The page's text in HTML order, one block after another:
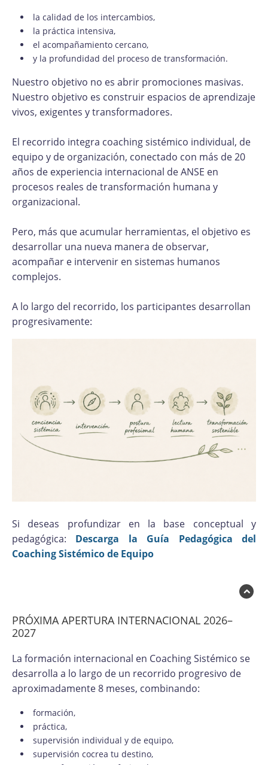
la calidad de los intercambios,
la práctica intensiva,
el acompañamiento cercano,
y la profundidad del proceso de transformación.
Nuestro objetivo no es abrir promociones masivas.
Nuestro objetivo es construir espacios de aprendizaje
vivos, exigentes y transformadores.
El recorrido integra coaching sistémico individual, de
equipo y de organización, conectado con más de 20
años de experiencia internacional de ANSE en
procesos reales de transformación humana y
organizacional.
Pero, más que acumular herramientas, el objetivo es
desarrollar una nueva manera de observar,
acompañar e intervenir en sistemas humanos
complejos.
A lo largo del recorrido, los participantes desarrollan
progresivamente:
Si deseas profundizar en la base conceptual y
pedagógica: Descarga la Guía Pedagógica del
Coaching Sistémico de Equipo
PRÓXIMA APERTURA INTERNACIONAL 2026–
2027
La formación internacional en Coaching Sistémico se
desarrolla a lo largo de un recorrido progresivo de
aproximadamente 8 meses, combinando:
formación,
práctica,
supervisión individual y de equipo,
supervisión cocrea tu destino,